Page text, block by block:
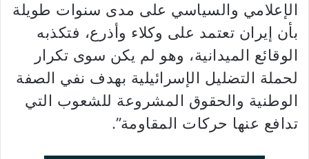
الإعلامي والسياسي على مدى سنوات طويلة
بأن إيران تعتمد على وكلاء وأذرع، فتكذبه
الوقائع الميدانية، وهو لم يكن سوى تكرار
لحملة التضليل الإسرائيلية بهدف نفي الصفة
الوطنية والحقوق المشروعة للشعوب التي
تدافع عنها حركات المقاومة”.